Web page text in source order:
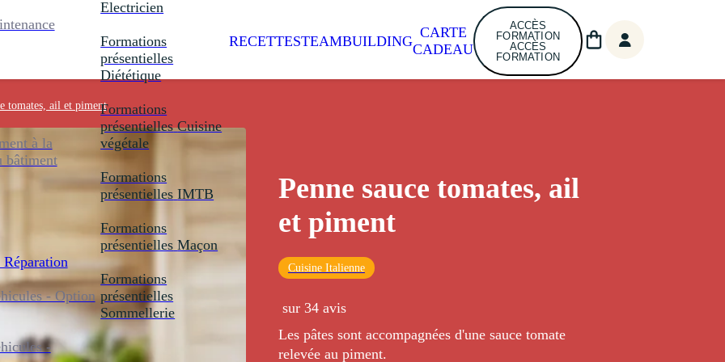
à la
bâtiment
- Option
-
Electricien
Formations
présentielles
Diététique
Formations
présentielles Cuisine
végétale
Formations
présentielles IMTB
Formations
présentielles Maçon
Formations
présentielles
Sommellerie
RECETTESTEAMBUILDING
CARTE
CADEAU
ACCÈS
FORMATION
ACCÈS
FORMATION
tomates, ail et piment
Penne sauce tomates, ail
et piment
Cuisine Italienne
sur 34 avis
Les pâtes sont accompagnées d'une sauce tomate
relevée au piment.